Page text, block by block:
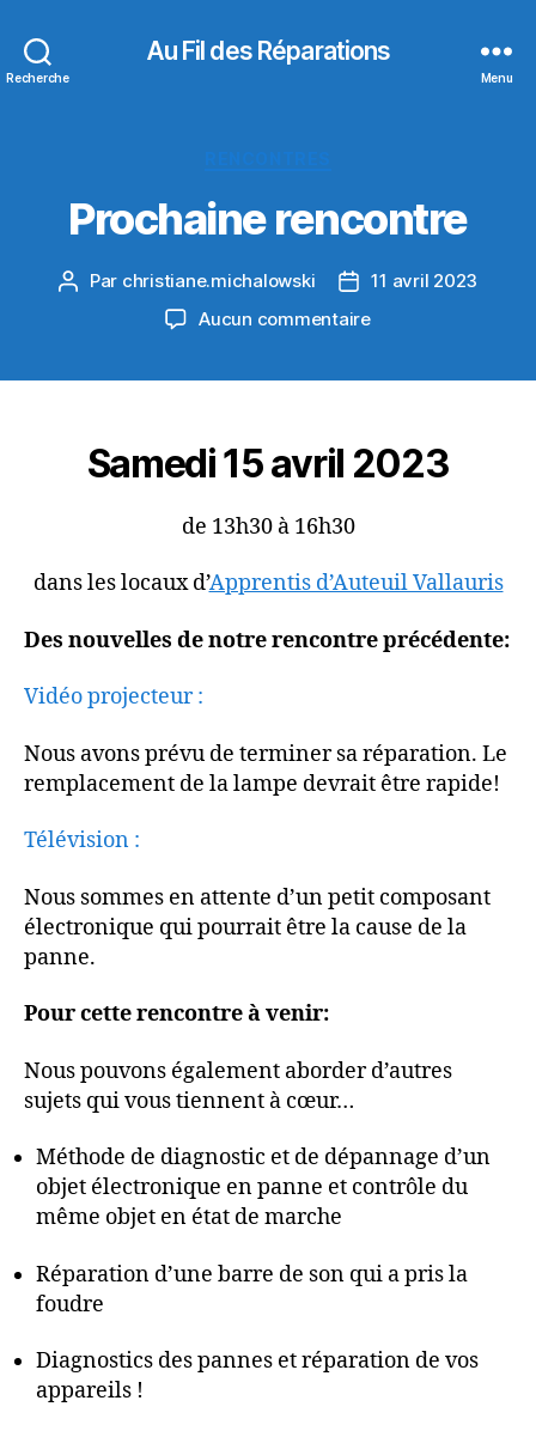
Recherche
Au Fil des Réparations
Menu
Prochaine rencontre
Auteur
Par christiane.michalowski
Date
de
11 avril 2023
Aucun commentairesur
Samedi 15 avril 2023
de 13h30 à 16h30
dans les locaux d’Apprentis d’Auteuil Vallauris
Des nouvelles de notre rencontre précédente:
Vidéo projecteur :
Nous avons prévu de terminer sa réparation. Le
remplacement de la lampe devrait être rapide!
Télévision :
Nous sommes en attente d’un petit composant
électronique qui pourrait être la cause de la
panne.
Pour cette rencontre à venir:
Nous pouvons également aborder d’autres
sujets qui vous tiennent à cœur…
Méthode de diagnostic et de dépannage d’un
objet électronique en panne et contrôle du
même objet en état de marche
Réparation d’une barre de son qui a pris la
foudre
Diagnostics des pannes et réparation de vos
appareils !